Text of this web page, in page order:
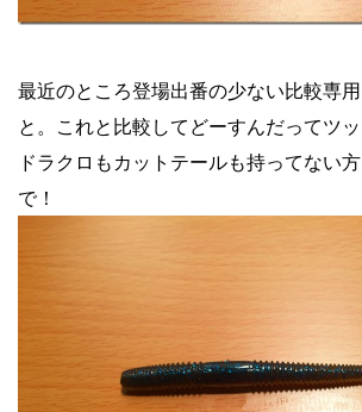
最近のところ登場出番の少ない比較専用
と。これと比較してどーすんだってツッ
ドラクロもカットテールも持ってない
で！